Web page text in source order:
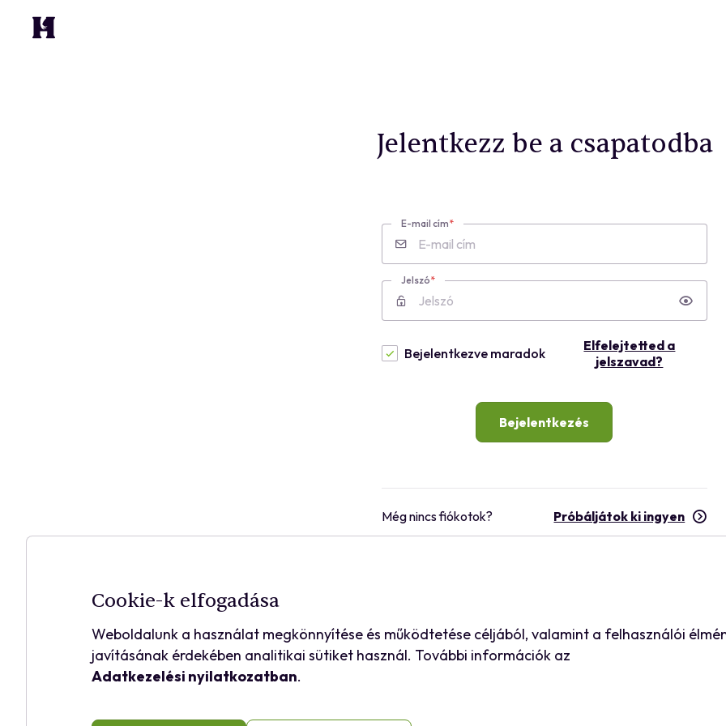
Jelentkezz be a csapatodba
E-mail cím
Jelszó
Bejelentkezve maradok
Elfelejtetted a
jelszavad?
Bejelentkezés
Még nincs fiókotok? Próbáljátok ki ingyen
Cookie-k elfogadása
Weboldalunk a használat megkönnyítése és működtetése céljából, valamint a felhasználói
javításának érdekében analitikai sütiket használ. További információk az
Adatkezelési nyilatkozatban.